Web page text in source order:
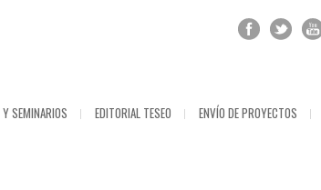
SEMINARIOS EDITORIAL TESEO ENVÍO DE PROYECTOS